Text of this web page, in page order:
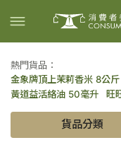
上
熱門貨品：
金象牌頂上茉莉香米 8公斤
黃道益活絡油 50毫升
旺
百勝廚新加坡叻沙拉麵 144
倍樂醇乳酪飲品 - 藍莓 65
貨品分類